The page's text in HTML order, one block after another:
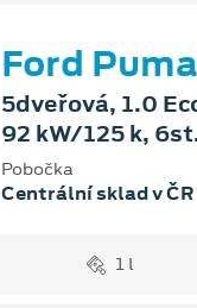
Ford
5dveřová, 1.0
92 kW/125 k,
Pobočka
Centrální sklad v ČR
1 l